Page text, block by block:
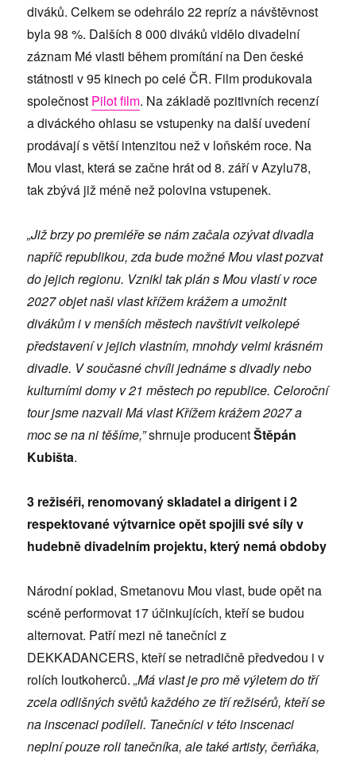
diváků. Celkem se odehrálo 22 repríz a návštěvnost
byla 98 %. Dalších 8 000 diváků vidělo divadelní
záznam Mé vlasti během promítání na Den české
státnosti v 95 kinech po celé ČR. Film produkovala
společnost Pilot film. Na základě pozitivních recenzí
a diváckého ohlasu se vstupenky na další uvedení
prodávají s větší intenzitou než v loňském roce. Na
Mou vlast, která se začne hrát od 8. září v Azylu78,
tak zbývá již méně než polovina vstupenek.
„Již brzy po premiéře se nám začala ozývat divadla
napříč republikou, zda bude možné Mou vlast pozvat
do jejich regionu. Vznikl tak plán s Mou vlastí v roce
2027 objet naši vlast křížem krážem a umožnit
divákům i v menších městech navštívit velkolepé
představení v jejich vlastním, mnohdy velmi krásném
divadle. V současné chvíli jednáme s divadly nebo
kulturními domy v 21 městech po republice. Celoroční
tour jsme nazvali Má vlast Křížem krážem 2027 a
moc se na ni těšíme,”shrnuje producentŠtěpán
Kubišta.
3 režiséři, renomovaný skladatel a dirigent i 2
respektované výtvarnice opět spojili své síly v
hudebně divadelním projektu, který nemá obdoby
Národní poklad, Smetanovu Mou vlast, bude opět na
scéně performovat 17 účinkujících, kteří se budou
alternovat. Patří mezi ně tanečníci z
DEKKADANCERS, kteří se netradičně předvedou i v
rolích loutkoherců.„Má vlast je pro mě výletem do tří
zcela odlišných světů každého ze tří režisérů, kteří se
na inscenaci podíleli. Tanečníci v této inscenaci
neplní pouze roli tanečníka, ale také artisty, čerňáka,